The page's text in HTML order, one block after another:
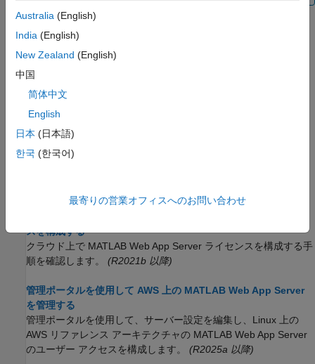
トピック
参照アーキテクチャを使用した AWS での MATLAB Web App
CloudFormation テンプレートを使用して、AWS に
Web App Server
参照アーキテクチャを使用した Azure での MATLAB Web App
Server の実行
スを構成する
クラウド上で MATLAB Web App Server ライセンスを構成する手
順を確認します。
(R2021b 以降)
管理ポータルを使用して AWS 上の MATLAB Web App Server
を管理する
管理ポータルを使用して、サーバー設定を編集し、Linux 上の
AWS リファレンス アーキテクチャの MATLAB Web App Server
のユーザー アクセスを構成します。
(R2025a 以降)
Australia (English)
India (English)
New Zealand (English)
中国
简体中文
English
日本 (日本語)
한국 (한국어)
最寄りの営業オフィスへのお問い合わせ